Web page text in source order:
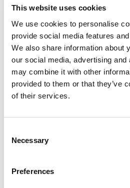
This website uses cookies
We use cookies to personalise
provide social media features
We also share information about
our social media, advertising
may combine it with other
provided to them or that they’ve
of their services.
Selection
Necessary
Preferences
continu verbeteringen aan in
leeromgeving en luisteren
feedback van gebruikers.
2018-2019 met onze